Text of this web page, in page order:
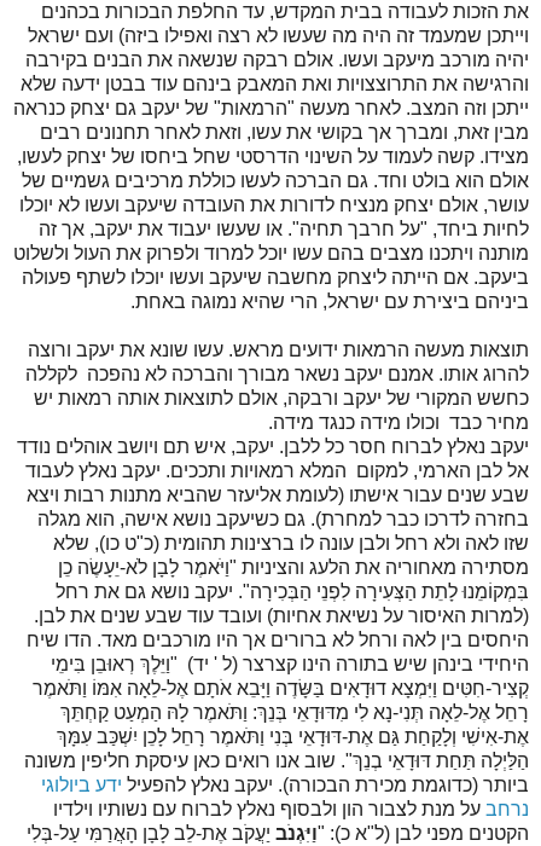
את הזכות לעבודה בבית המקדש, עד החלפת הבכורות בכהנים
וייתכן שמעמד זה היה מה שעשו לא רצה ואפילו ביזה) ועם ישראל
יהיה מורכב מיעקב ועשו. אולם רבקה שנשאה את הבנים בקירבה
והרגישה את התרוצצויות ואת המאבק בינהם עוד בבטן ידעה שלא
ייתכן וזה המצב. לאחר מעשה "הרמאות" של יעקב גם יצחק כנראה
מבין זאת, ומברך אך בקושי את עשו, וזאת לאחר תחנונים רבים
מצידו. קשה לעמוד על השינוי הדרסטי שחל ביחסו של יצחק לעשו,
אולם הוא בולט וחד. גם הברכה לעשו כוללת מרכיבים גשמיים של
עושר, אולם יצחק מנציח לדורות את העובדה שיעקב ועשו לא יוכלו
לחיות ביחד, "על חרבך תחיה". או שעשו יעבוד את יעקב, אך זה
מותנה ויתכנו מצבים בהם עשו יוכל למרוד ולפרוק את העול ולשלוט
ביעקב. אם הייתה ליצחק מחשבה שיעקב ועשו יוכלו לשתף פעולה
ביניהם ביצירת עם ישראל, הרי שהיא נמוגה באחת.
תוצאות מעשה הרמאות ידועים מראש. עשו שונא את יעקב ורוצה
להרוג אותו. אמנם יעקב נשאר מבורך והברכה לא נהפכה לקללה
כחשש המקורי של יעקב ורבקה, אולם לתוצאות אותה רמאות יש
מחיר כבד וכולו מידה כנגד מידה.
יעקב נאלץ לברוח חסר כל ללבן. יעקב, איש תם ויושב אוהלים נודד
אל לבן הארמי, למקום המלא רמאויות ותככים. יעקב נאלץ לעבוד
שבע שנים עבור אישתו (לעומת אליעזר שהביא מתנות רבות ויצא
בחזרה לדרכו כבר למחרת). גם כשיעקב נושא אישה, הוא מגלה
שזו לאה ולא רחל ולבן עונה לו ברצינות תהומית (כ"ט כו), שלא
מסתירה מאחוריה את הלעג והציניות "וַיֹּאמֶר לָבָן לֹא-יֵעָשֶׂה כֵן
בִּמְקוֹמֵנוּ לָתֵת הַצְּעִירָה לִפְנֵי הַבְּכִירָה". יעקב נושא גם את רחל
(למרות האיסור על נשיאת אחיות) ועובד עוד שבע שנים את לבן.
היחסים בין לאה ורחל לא ברורים אך היו מורכבים מאד. הדו שיח
היחידי בינהן שיש בתורה הינו קצרצר (ל ' יד) "וַיֵּלֶךְ רְאוּבֵן בִּימֵי
קְצִיר-חִטִּים וַיִּמְצָא דוּדָאִים בַּשָּׂדֶה וַיָּבֵא אֹתָם אֶל-לֵאָה אִמּוֹ וַתֹּאמֶר
רָחֵל אֶל-לֵאָה תְּנִי-נָא לִי מִדּוּדָאֵי בְּנֵךְ: וַתֹּאמֶר לָהּ הַמְעַט קַחְתֵּךְ
אֶת-אִישִׁי וְלָקַחַת גַּם אֶת-דּוּדָאֵי בְּנִי וַתֹּאמֶר רָחֵל לָכֵן יִשְׁכַּב עִמָּךְ
הַלַּיְלָה תַּחַת דּוּדָאֵי בְנֵךְ". שוב אנו רואים כאן עיסקת חליפין משונה
ביותר (כדוגמת מכירת הבכורה). יעקב נאלץ להפעיל ידע ביולוגי
נרחב על מנת לצבור הון ולבסוף נאלץ לברוח עם נשותיו וילדיו
הקטנים מפני לבן (ל"א כ): "וַיִּגְנֹב יַעֲקֹב אֶת-לֵב לָבָן הָאֲרַמִּי עַל-בְּלִי